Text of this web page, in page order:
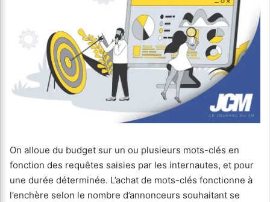
On alloue du budget sur un ou plusieurs mots-clés en
fonction des requêtes saisies par les internautes, et pour
une durée déterminée. L’achat de mots-clés fonctionne à
l’enchère selon le nombre d’annonceurs souhaitant se